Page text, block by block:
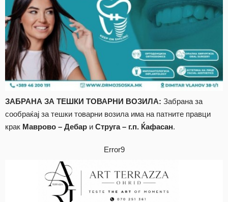
ЗАБРАНА ЗА ТЕШКИ ТОВАРНИ ВОЗИЛА: Забрана за
сообраќај за тешки товарни возила има на патните правци
крак Маврово – Дебар и Струга – г.п. Ќафасан.
Error9